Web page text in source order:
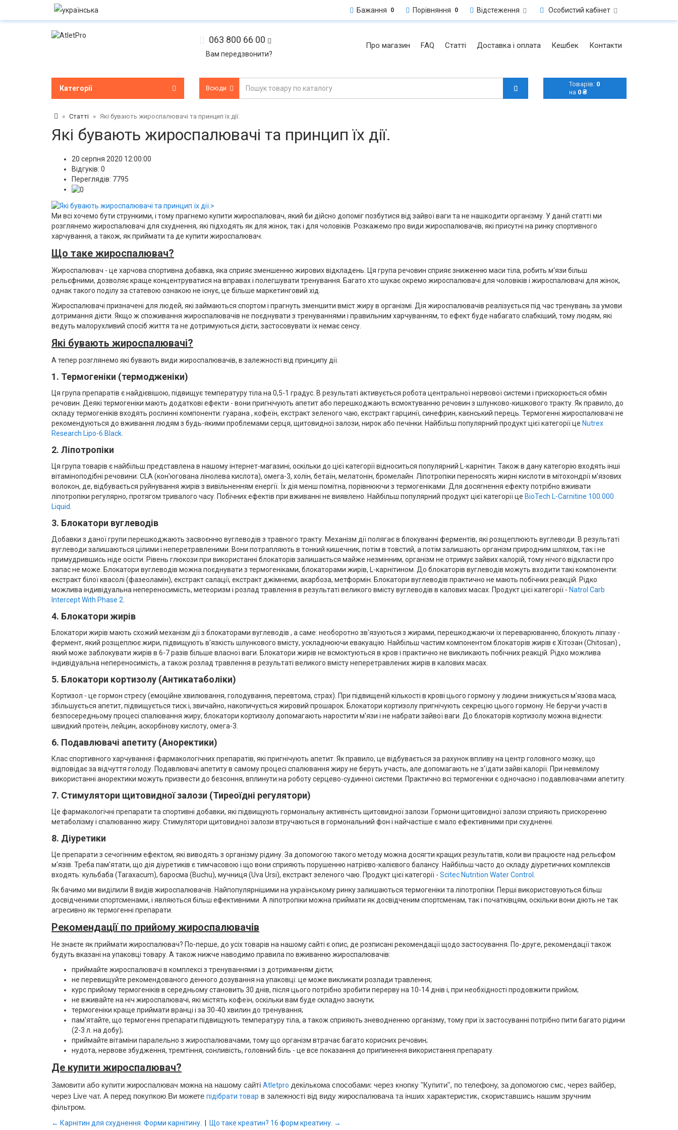
Особистий кабінет
Відстеження
Бажання 0 Порівняння 0
063 800 66 00
Вам передзвонити?
Про магазин FAQ Статті Доставка і оплата Кешбек Контакти
Всюди
Товарів: 0
на 0 ₴
Категорії
Статті Які бувають жироспалювачі та принцип їх дії.
Які бувають жироспалювачі та принцип їх дії.
20 серпня 2020 12:00:00
Відгуків: 0
Переглядів: 7795
Ми всі хочемо бути стрункими, і тому прагнемо купити жироспалювач, який би дійсно допоміг позбутися від зайвої ваги та не нашкодити організму. У даній статті ми
розглянемо жироспалювачі для схуднення, які підходять як для жінок, так і для чоловіків. Розкажемо про види жироспалювачів, які присутні на ринку спортивного
харчування, а також, як приймати та де купити жироспалювач.
Що таке жироспалювач?
Жироспалювач - це харчова спортивна добавка, яка сприяє зменшенню жирових відкладень. Ця група речовин сприяє зниженню маси тіла, робить м'язи більш
рельєфними, дозволяє краще концентруватися на вправах і полегшувати тренування. Багато хто шукає окремо жироспалювачі для чоловіків і жироспалювачі для жінок,
однак такого поділу за статевою ознакою не існує, це більше маркетинговий хід.
Жироспалювачі призначені для людей, які займаються спортом і прагнуть зменшити вміст жиру в організмі. Дія жироспалювачів реалізується під час тренувань за умови
дотримання дієти. Якщо ж споживання жироспалювачів не поєднувати з тренуваннями і правильним харчуванням, то ефект буде набагато слабкіший, тому людям, які
ведуть малорухливий спосіб життя та не дотримуються дієти, застосовувати їх немає сенсу.
Які бувають жироспалювачі?
А тепер розглянемо які бувають види жироспалювачів, в залежності від принципу дії.
1. Термогеніки (термодженіки)
Ця група препаратів є найдієвішою, підвищує температуру тіла на 0,5-1 градус. В результаті активується робота центральної нервової системи і прискорюється обмін
речовин. Деякі термогеніки мають додаткові ефекти - вони пригнічують апетит або перешкоджають всмоктуванню речовин з шлунково-кишкового тракту. Як правило, до
складу термогеніків входять рослинні компоненти: гуарана , кофеїн, екстракт зеленого чаю, екстракт гарцинії, синефрин, каєнський перець. Термогенні жироспалювачі не
рекомендуються до вживання людям з будь-якими проблемами серця, щитовидної залози, нирок або печінки. Найбільш популярний продукт цієї категорії це Nutrex
Research Lipo-6 Black
2. Ліпотропіки
Ця група товарів є найбільш представлена в нашому інтернет-магазині, оскільки до цієї категорії відноситься популярний L-карнітин. Також в дану категорію входять інші
вітаміноподібні речовини: CLA (кон'югована лінолева кислота), омега-3, холін, бетаїн, мелатонін, бромелайн. Ліпотропіки переносять жирні кислоти в мітохондрії м'язових
волокон, де, відбувається руйнування жирів з вивільненням енергії. Їх дія менш помітна, порівнюючи з термогеніками. Для досягнення ефекту потрібно вживати
ліпотропіки регулярно, протягом тривалого часу. Побічних ефектів при вживанні не виявлено. Найбільш популярний продукт цієї категорії це BioTech L-Carnitine 100.000
Liquid
3. Блокатори вуглеводів
Добавки з даної групи перешкоджають засвоєнню вуглеводів з травного тракту. Механізм дії полягає в блокуванні ферментів, які розщеплюють вуглеводи. В результаті
вуглеводи залишаються цілими і неперетравленими. Вони потрапляють в тонкий кишечник, потім в товстий, а потім залишають організм природним шляхом, так і не
примудрившись ніде осісти. Рівень глюкози при використанні блокаторів залишається майже незмінним, організм не отримує зайвих калорій, тому нічого відкласти про
запас не може. Блокатори вуглеводів можна поєднувати з термогеніками, блокаторами жирів, L-карнітином. До блокаторів вуглеводів можуть входити такі компоненти:
екстракт білої квасолі (фазеоламін), екстракт салації, екстракт джімнеми, акарбоза, метформін. Блокатори вуглеводів практично не мають побічних реакцій. Рідко
можлива індивідуальна непереносимість, метеоризм і розлад травлення в результаті великого вмісту вуглеводів в калових масах. Продукт цієї категорії - Natrol Carb
Intercept With Phase 2
4. Блокатори жирів
Блокатори жирів мають схожий механізм дії з блокаторами вуглеводів , а саме: необоротно зв'язуються з жирами, перешкоджаючи їх переварюванню, блокують ліпазу -
фермент, який розщеплює жири, підвищують в'язкість шлункового вмісту, ускладнюючи евакуацію. Найбільш частим компонентом блокаторів жирів є Хітозан (Chitosan) ,
який може заблокувати жирів в 6-7 разів більше власної ваги. Блокатори жирів не всмоктуються в кров і практично не викликають побічних реакцій. Рідко можлива
індивідуальна непереносимість, а також розлад травлення в результаті великого вмісту неперетравлених жирів в калових масах.
5. Блокатори кортизолу (Антикатаболіки)
Кортизол - це гормон стресу (емоційне хвилювання, голодування, перевтома, страх). При підвищеній кількості в крові цього гормону у людини знижується м'язова маса,
збільшується апетит, підвищується тиск і, звичайно, накопичується жировий прошарок. Блокатори кортизолу пригнічують секрецію цього гормону. Не беручи участі в
безпосередньому процесі спалювання жиру, блокатори кортизолу допомагають наростити м'язи і не набрати зайвої ваги. До блокаторів кортизолу можна віднести:
швидкий протеїн, лейцин, аскорбінову кислоту, омега-3.
6. Подавлювачі апетиту (Аноректики)
Клас спортивного харчування і фармакологічних препаратів, які пригнічують апетит. Як правило, це відбувається за рахунок впливу на центр головного мозку, що
відповідає за відчуття голоду. Подавлювачі апетиту в самому процесі спалювання жиру не беруть участь, але допомагають не з'їдати зайві калорії. При невмілому
використанні аноректики можуть призвести до безсоння, вплинути на роботу серцево-судинної системи. Практично всі термогеніки є одночасно і подавлювачами апетиту.
7. Стимулятори щитовидної залози (Тиреоїдні регулятори)
Це фармакологічні препарати та спортивні добавки, які підвищують гормональну активність щитовидної залози. Гормони щитовидної залози сприяють прискоренню
метаболізму і спалюванню жиру. Стимулятори щитовидної залози втручаються в гормональний фон і найчастіше є мало ефективними при схудненні.
8. Діуретики
Це препарати з сечогінним ефектом, які виводять з організму рідину. За допомогою такого методу можна досягти кращих результатів, коли ви працюєте над рельєфом
м'язів. Треба пам'ятати, що дія діуретиків є тимчасовою і що вони сприяють порушенню натрієво-калієвого балансу. Найбільш часто до складу діуретичних комплексів
входять: кульбаба (Taraxacum), баросма (Buchu), мучниця (Uva Ursi), екстракт зеленого чаю. Продукт цієї категорії - Scitec Nutrition Water Control
Як бачимо ми виділили 8 видів жироспалювачів. Найпопулярнішими на українському ринку залишаються термогеніки та ліпотропіки. Перші використовуються більш
досвідченими спортсменами, і являються більш ефективними. А ліпотропіки можна приймати як досвідченим спортсменам, так і початківцям, оскільки вони діють не так
агресивно як термогенні препарати.
Рекомендації по прийому жироспалювачів
Не знаєте як приймати жироспалювач? По-перше, до усіх товарів на нашому сайті є опис, де розписані рекомендації щодо застосування. По-друге, рекомендації також
будуть вказані на упаковці товару. А також нижче наводимо правила по вживанню жироспалювачів:
приймайте жироспалювачі в комплексі з тренуваннями і з дотриманням дієти;
не перевищуйте рекомендованого денного дозування на упаковці: це може викликати розлади травлення;
курс прийому термогеніків в середньому становить 30 днів, після цього потрібно зробити перерву на 10-14 днів і, при необхідності продовжити прийом;
не вживайте на ніч жироспалювачі, які містять кофеїн, оскільки вам буде складно заснути;
термогеніки краще приймати вранці і за 30-40 хвилин до тренування;
пам'ятайте, що термогенні препарати підвищують температуру тіла, а також сприяють зневодненню організму, тому при їх застосуванні потрібно пити багато рідини
(2-3 л. на добу);
приймайте вітаміни паралельно з жироспалювачами, тому що організм втрачає багато корисних речовин;
нудота, нервове збудження, тремтіння, сонливість, головний біль - це все показання до припинення використання препарату.
Де купити жироспалювач?
Замовити або купити жироспалювач можна на нашому сайті Atletpro декількома способами: через кнопку "Купити", по телефону, за допомогою смс, через вайбер,
через Live чат. А перед покупкою Ви можете підібрати товар в залежності від виду жироспалювача та інших характеристик, скориставшись нашим зручним
фільтром.
← Карнітин для схуднення. Форми карнітину. | Що таке креатин? 16 форм креатину. →